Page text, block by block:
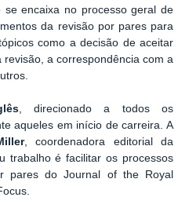
se encaixa no processo geral de
da revisãopor pares para
como a decisão de aceitar
a correspondência com a
, direcionado a todos os
aqueles em início de carreira. A
, coordenadora editorial da
trabalho é facilitar os processos
pares doJournal of the Royal